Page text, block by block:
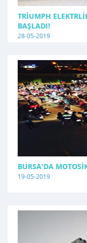
TRIUMPH
BAŞLADI!
28-05-2019
BURSA'DA
19-05-2019